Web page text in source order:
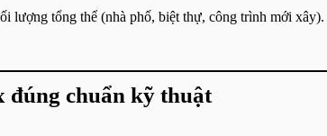
lượng tổng thể (nhà phố, biệt thự, công trình mới xây).
đúng chuẩn kỹ thuật